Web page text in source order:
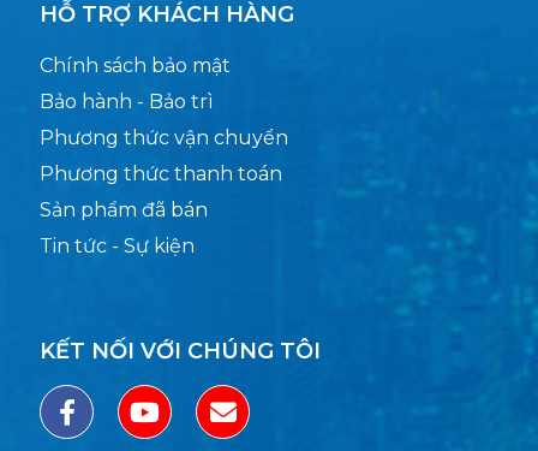
HỖ TRỢ KHÁCH HÀNG
Chính sách bảo mật
Bảo hành - Bảo trì
Phương thức vận chuyển
Phương thức thanh toán
Sản phẩm đã bán
Tin tức - Sự kiện
KẾT NỐI VỚI CHÚNG TÔI